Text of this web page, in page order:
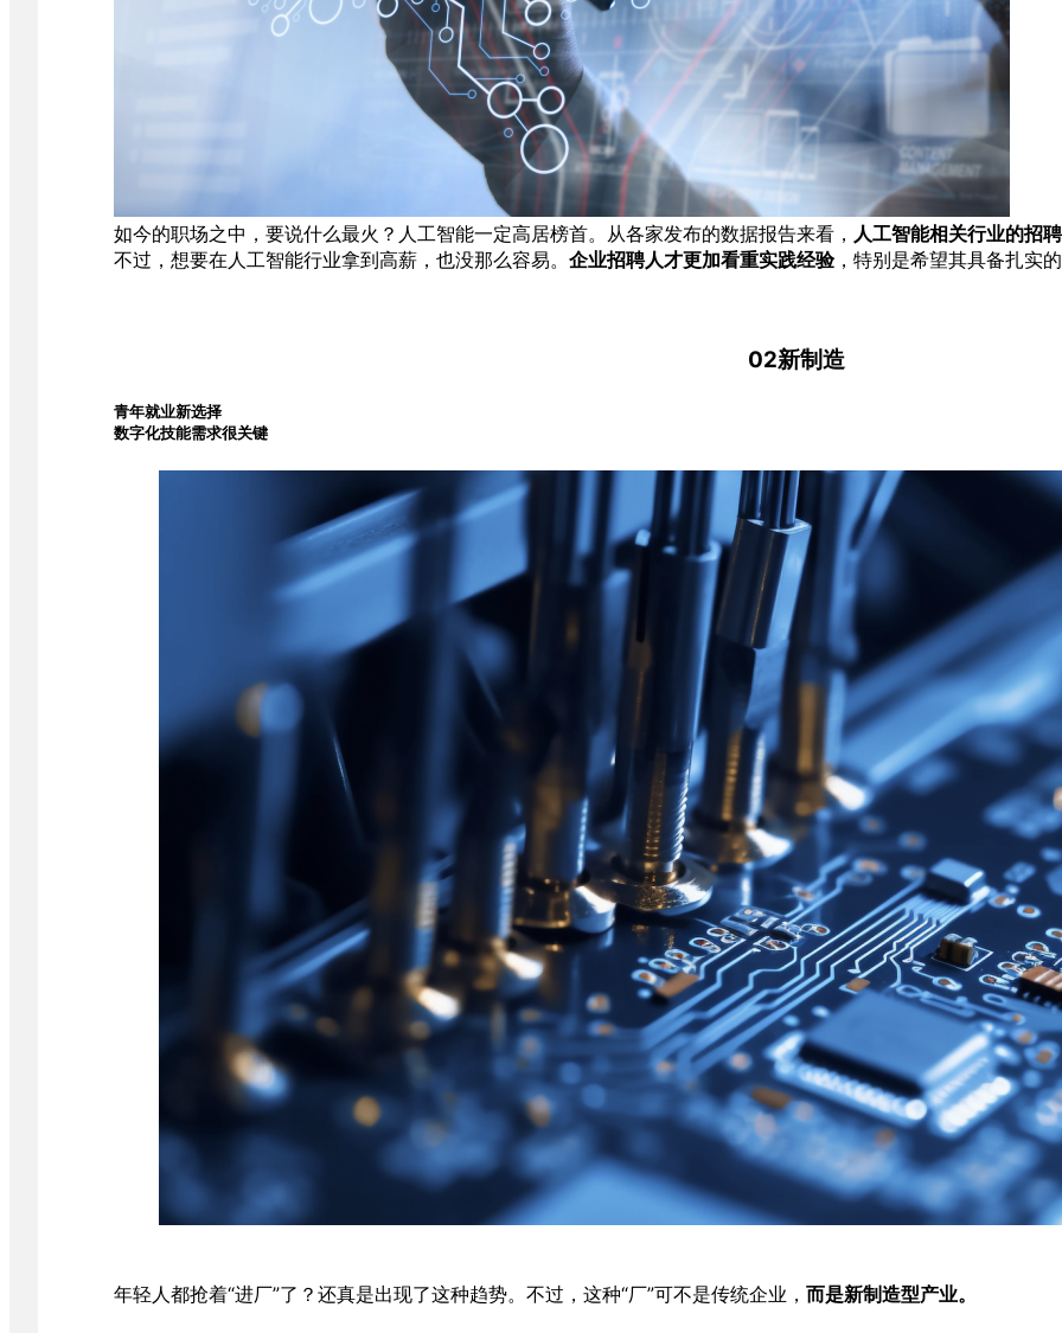
如今的职场之中，要说什么最火？人工智能一定高居榜首。从各家发布的数据报告来看， 人工智能相关行业的招
不过，想要在人工智能行业拿到高薪，也没那么容易。 企业招聘人才更加看重实践经验，特别是希望其具备扎实
02新制造
青年就业新选择
数字化技能需求很关键
年轻人都抢着“进厂”了？还真是出现了这种趋势。不过，这种“厂”可不是传统企业， 而是新制造型产业。